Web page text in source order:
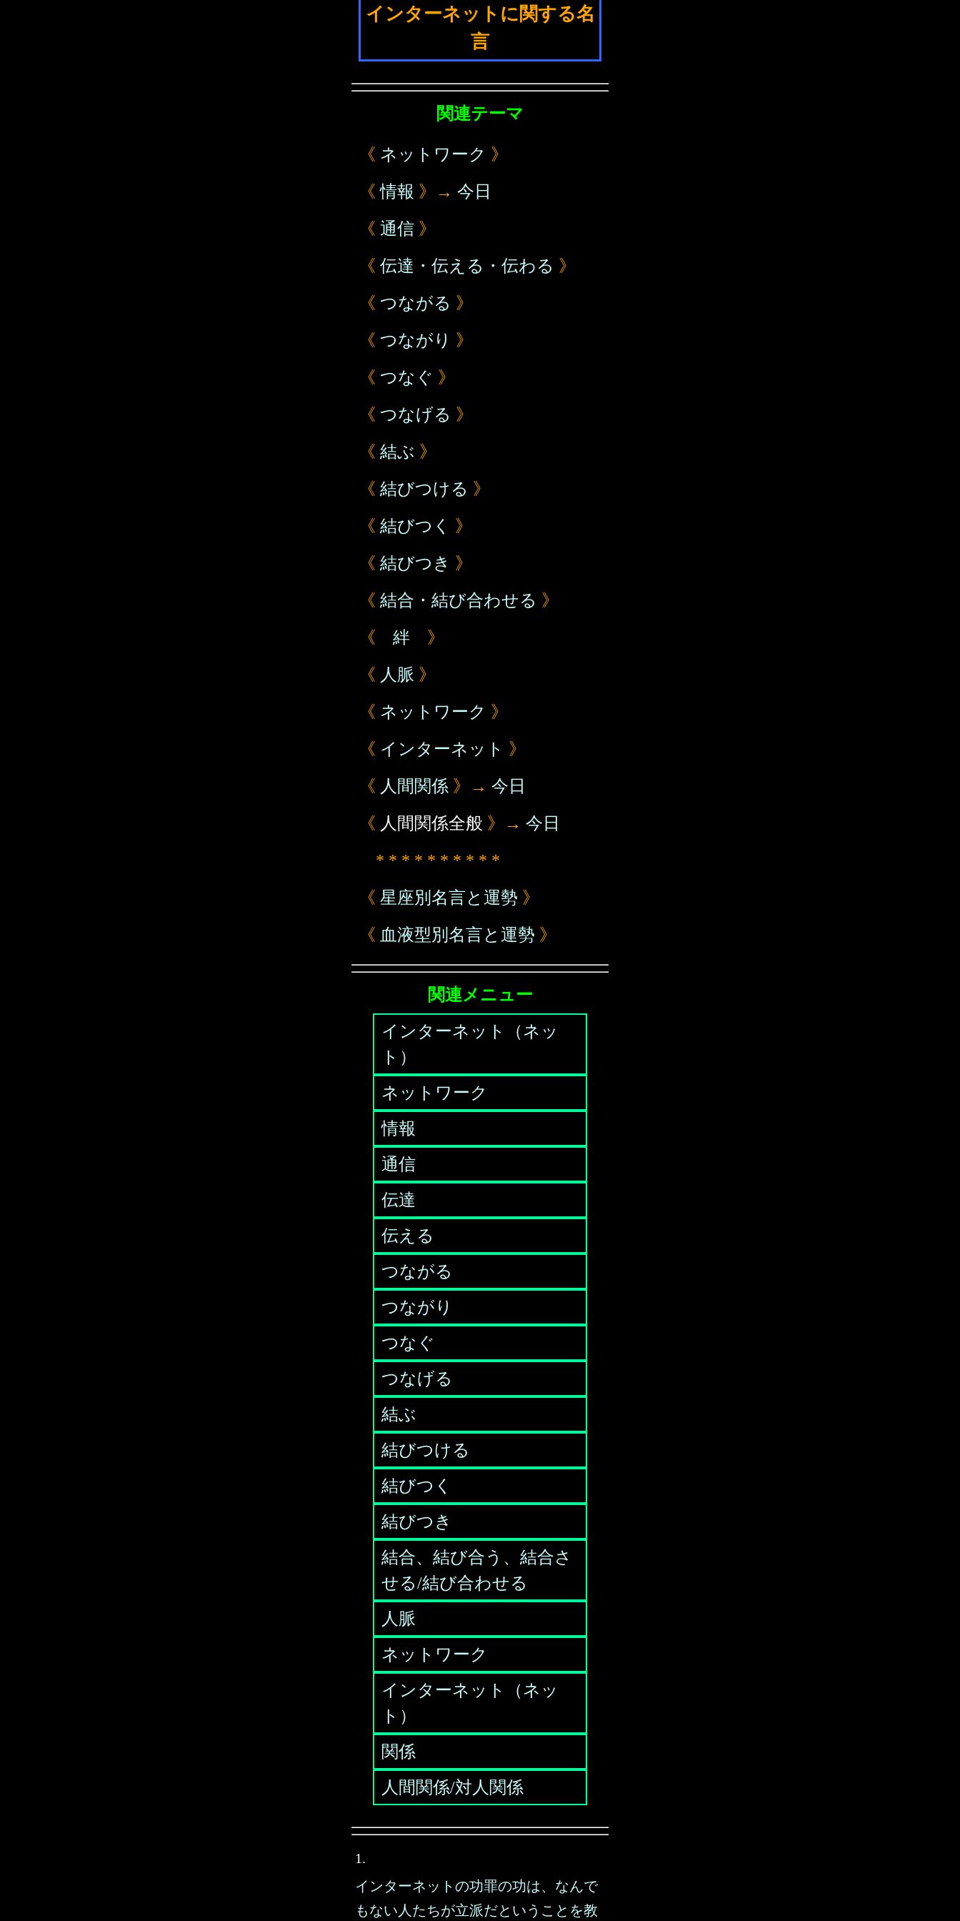
インターネットに関する名
言
関連テーマ
《 ネットワーク 》
《情報 》→ 今日
《 通信 》
《 伝達・伝える・伝わる 》
《 つながる 》
《 つながり 》
《 つなぐ 》
《 つなげる 》
《 結ぶ 》
《 結びつける 》
《 結びつく
》
《 結びつき 》
《 結合・結び合わせる 》
《 絆 》
《 人脈 》
《 ネットワーク 》
《 インターネット 》
《 人間関係 》→ 今日
《 人間関係全般 》→ 今日
* * * * * * * * * *
《 星座別名言と運勢 》
《 血液型別名言と運勢 》
関連メニュー
インターネット（ネッ
ト）
ネットワーク
情報
通信
伝達
伝える
つながる
つながり
つなぐ
つなげる
結ぶ
結びつける
結びつく
結びつき
結合、結び合う、結合さ
せる/結び合わせる
人脈
ネットワーク
インターネット（ネッ
ト）
関係
人間関係/対人関係
1.
インターネットの功罪の功は、なんで
もない人たちが立派だということを教